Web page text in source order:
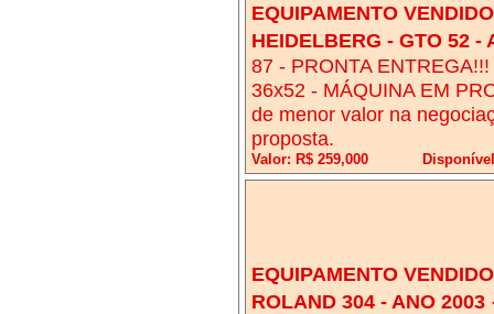
EQUIPAMENTO
HEIDELBERG - GTO 52 -
87 - PRONTA
36x52 - MÁQUINA EM
de menor valor na
proposta.
Valor: R$ 259,000
EQUIPAMENTO
ROLAND 304 - ANO 2003